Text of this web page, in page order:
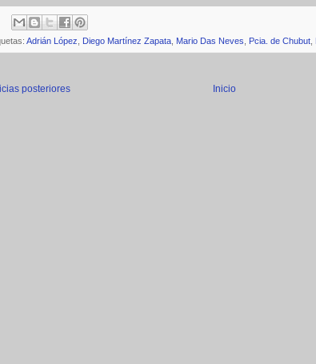
Adrián López Diego Martínez Zapata Mario Das Neves Pcia. de Chubut
posteriores Inicio